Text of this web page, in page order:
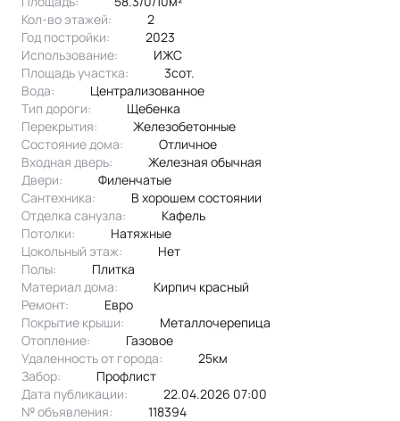
Кол-во этажей:
2
Год постройки:
2023
Использование:
ИЖС
Площадь участка:
3сот.
Вода:
централизованное
Тип дороги:
щебенка
Перекрытия:
Железобетонные
Состояние дома:
Отличное
Входная дверь:
Железная обычная
Двери:
филенчатые
Сантехника:
в хорошем состоянии
Отделка санузла:
кафель
Потолки:
натяжные
Цокольный этаж:
Нет
Полы:
плитка
Материал дома:
кирпич красный
Ремонт:
Евро
Покрытие крыши:
металлочерепица
Отопление:
газовое
Удаленность от города:
25км
Забор:
профлист
Дата публикации:
22.04.2026 07:00
№ объявления:
118394